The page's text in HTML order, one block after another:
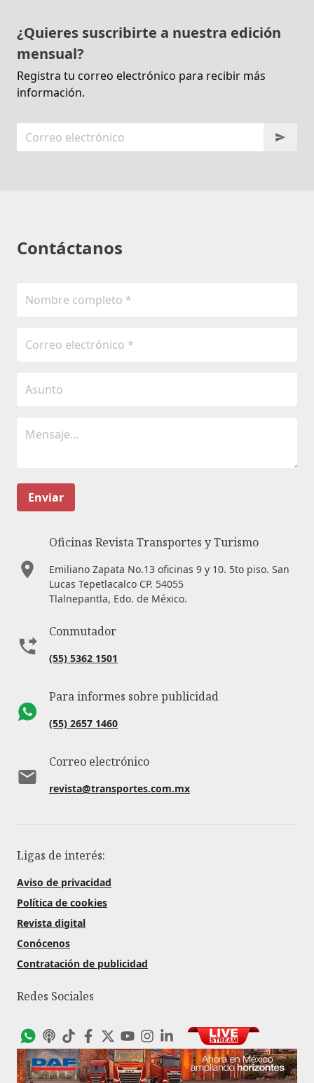
¿Quieres suscribirte a nuestra edición
mensual?
Registra tu correo electrónico para recibir más
información.
Contáctanos
Enviar
Oficinas Revista Transportes y Turismo
Emiliano Zapata No.13 oficinas 9 y 10. 5to piso. San
Lucas Tepetlacalco CP. 54055
Tlalnepantla, Edo. de México.
Conmutador
(55) 5362 1501
Para informes sobre publicidad
(55) 2657 1460
Correo electrónico
revista@transportes.com.mx
Ligas de interés:
Aviso de privacidad
Política de cookies
Revista digital
Conócenos
Contratación de publicidad
Redes Sociales